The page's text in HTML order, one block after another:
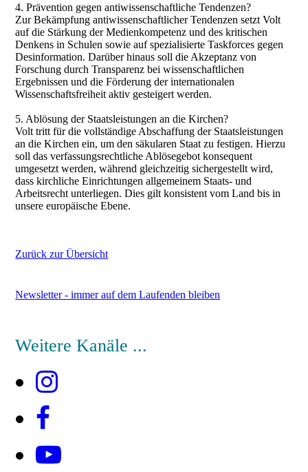
4. Prävention gegen antiwissenschaftliche Tendenzen?
Zur Bekämpfung antiwissenschaftlicher Tendenzen setzt Volt
auf die Stärkung der Medienkompetenz und des kritischen
Denkens in Schulen sowie auf spezialisierte Taskforces gegen
Desinformation. Darüber hinaus soll die Akzeptanz von
Forschung durch Transparenz bei wissenschaftlichen
Ergebnissen und die Förderung der internationalen
Wissenschaftsfreiheit aktiv gesteigert werden.
5. Ablösung der Staatsleistungen an die Kirchen?
Volt tritt für die vollständige Abschaffung der Staatsleistungen
an die Kirchen ein, um den säkularen Staat zu festigen. Hierzu
soll das verfassungsrechtliche Ablösegebot konsequent
umgesetzt werden, während gleichzeitig sichergestellt wird,
dass kirchliche Einrichtungen allgemeinem Staats- und
Arbeitsrecht unterliegen. Dies gilt konsistent vom Land bis in
unsere europäische Ebene.
Zurück zur Übersicht
Newsletter - immer auf dem Laufenden bleiben
Weitere Kanäle ...